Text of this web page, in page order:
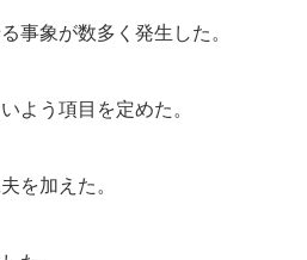
事象が数多く発生した。
よう項目を定めた。
を加えた。